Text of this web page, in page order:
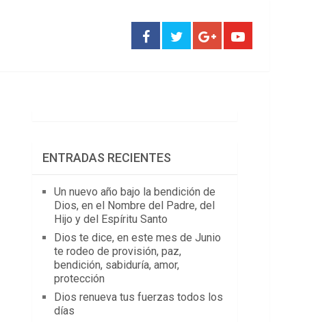
ENTRADAS RECIENTES
Un nuevo año bajo la bendición de
Dios, en el Nombre del Padre, del
Hijo y del Espíritu Santo
Dios te dice, en este mes de Junio
te rodeo de provisión, paz,
bendición, sabiduría, amor,
protección
Dios renueva tus fuerzas todos los
días